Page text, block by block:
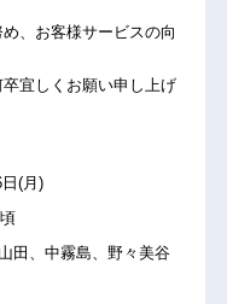
、お客様サービスの向
宜しくお願い申し上げ
(月)
、中霧島、野々美谷